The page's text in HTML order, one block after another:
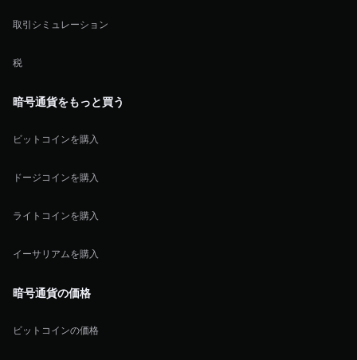
取引シミュレーション
税
暗号通貨をもっと買う
ビットコインを購入
ドージコインを購入
ライトコインを購入
イーサリアムを購入
暗号通貨の価格
ビットコインの価格